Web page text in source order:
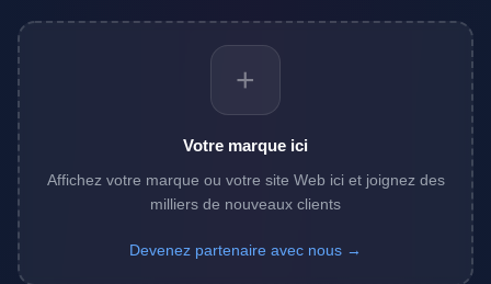
+
Votre marque ici
Affichez votre marque ou votre site Web ici et joignez des
milliers de nouveaux clients
Devenez partenaire avec nous →